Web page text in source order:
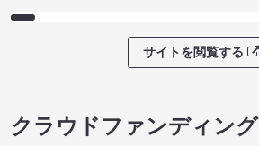
サイトを閲覧する
クラウドファンディング